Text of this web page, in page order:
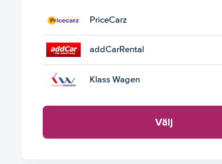
PriceCarz
addCarRental
Klass Wagen
Välj